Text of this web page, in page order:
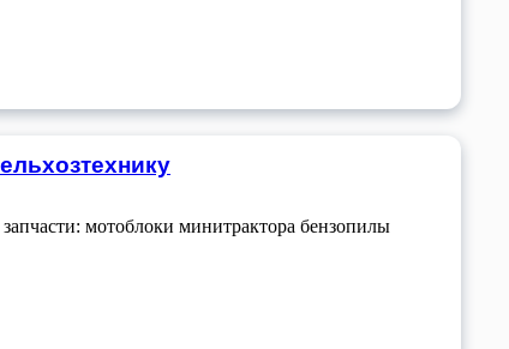
мотоблоки минитрактора бензопилы